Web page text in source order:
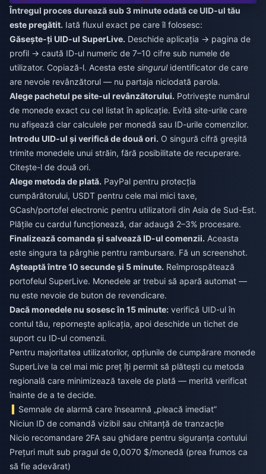
Întregul proces durează sub 3 minute odată ce UID-ul tău
este pregătit. Iată fluxul exact pe care îl folosesc:
Găsește-ți UID-ul SuperLive. Deschide aplicația → pagina de
profil → caută ID-ul numeric de 7–10 cifre sub numele de
utilizator. Copiază-l. Acesta este singurulidentificator de care
are nevoie revânzătorul — nu partaja niciodată parola.
Alege pachetul pe site-ul revânzătorului. Potrivește numărul
de monede exact cu cel listat în aplicație. Evită site-urile care
nu afișează clar calculele per monedă sau ID-urile comenzilor.
Introdu UID-ul și verifică de două ori. O singură cifră greșită
trimite monedele unui străin, fără posibilitate de recuperare.
Citește-l de două ori.
Alege metoda de plată. PayPal pentru protecția
cumpărătorului, USDT pentru cele mai mici taxe,
GCash/portofel electronic pentru utilizatorii din Asia de Sud-Est.
Plățile cu cardul funcționează, dar adaugă 2–3% procesare.
Finalizează comanda și salvează ID-ul comenzii. Aceasta
este singura ta pârghie pentru rambursare. Fă un screenshot.
Așteaptă între 10 secunde și 5 minute. Reîmprospătează
portofelul SuperLive. Monedele ar trebui să apară automat —
nu este nevoie de buton de revendicare.
Dacă monedele nu sosesc în 15 minute: verifică UID-ul în
contul tău, repornește aplicația, apoi deschide un tichet de
suport cu ID-ul comenzii.
Pentru majoritatea utilizatorilor, opțiunile de cumpărare monede
SuperLive la cel mai mic prețîți permit să plătești cu metoda
regională care minimizează taxele de plată — merită verificat
înainte de a te decide.
Semnale de alarmă care înseamnă „pleacă imediat”
Niciun ID de comandă vizibil sau chitanță de tranzacție
Nicio recomandare 2FA sau ghidare pentru siguranța contului
Prețuri mult sub pragul de 0,0070 $/monedă (prea frumos ca
să fie adevărat)